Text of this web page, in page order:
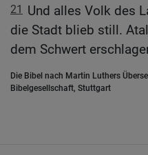
21 Und alles Volk des
die Stadt blieb still.
dem Schwert
Die Bibel nach Martin Luthers
Bibelgesellschaft, Stuttgart